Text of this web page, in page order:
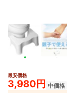
最安価格
3,980円 中価格